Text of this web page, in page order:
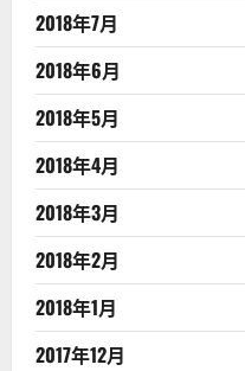
2018年7月
2018年6月
2018年5月
2018年4月
2018年3月
2018年2月
2018年1月
2017年12月